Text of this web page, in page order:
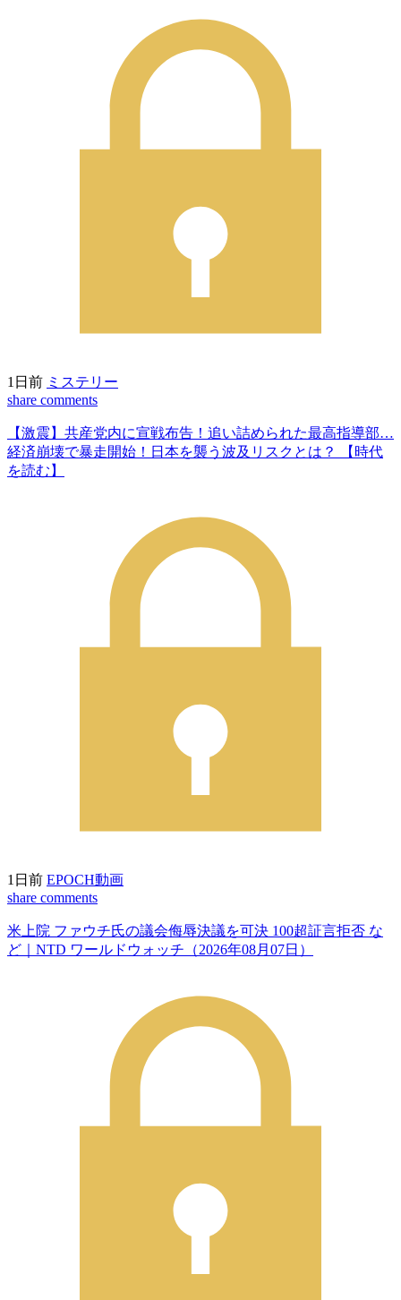
1日前 ミステリー
share comments
【激震】共産党内に宣戦布告！追い詰められた最高指導部…
経済崩壊で暴走開始！日本を襲う波及リスクとは？ 【時代
を読む】
1日前 EPOCH動画
share comments
米上院 ファウチ氏の議会侮辱決議を可決 100超証言拒否 な
ど｜NTD ワールドウォッチ（2026年08月07日）